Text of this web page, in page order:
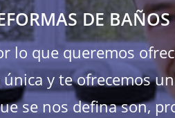
DE
lo que queremos
y te ofrecemos
se nos defina son,